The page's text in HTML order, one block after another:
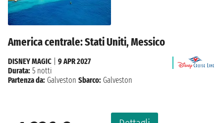
America centrale: Stati Uniti, Messico
DISNEY MAGIC
9 APR 2027
Durata: 5 notti
Partenza da: Galveston Sbarco: Galveston